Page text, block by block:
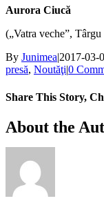
Aurora Ciucă
(„Vatra veche”,
By Junimea|2017-03-
presă, Noutăţi|0
Share This Story,
Facebook
X
Bluesky
Reddit
LinkedIn
WhatsApp
Telegram
Tumblr
Xing
Email
Copy
Link
About the